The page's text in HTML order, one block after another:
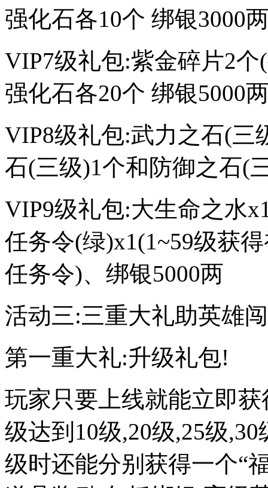
强化石各10个 绑银3000
VIP7级礼包:紫金碎片2
强化石各20个 绑银5000
VIP8级礼包:武力之石(三
石(三级)1个和防御之石(
VIP9级礼包:大生命之水
任务令(绿)x1(1~59级获
任务令)、绑银5000两
活动三:三重大礼助英雄
第一重大礼:升级礼包!
玩家只要上线就能立即
级达到10级,20级,25级,30
级时还能分别获得一个“